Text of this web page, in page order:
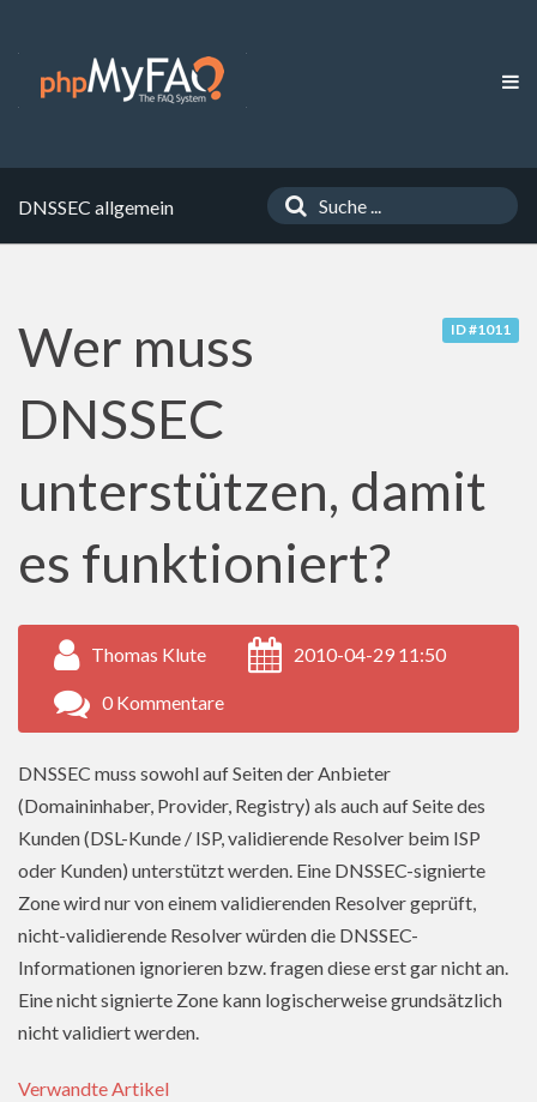
DNSSEC allgemein
ID #1011
Wer muss
DNSSEC
unterstützen, damit
es funktioniert?
Thomas Klute 2010-04-29 11:50
0 Kommentare
DNSSEC muss sowohl auf Seiten der Anbieter
(Domaininhaber, Provider, Registry) als auch auf Seite des
Kunden (DSL-Kunde / ISP, validierende Resolver beim ISP
oder Kunden) unterstützt werden. Eine DNSSEC-signierte
Zone wird nur von einem validierenden Resolver geprüft,
nicht-validierende Resolver würden die DNSSEC-
Informationen ignorieren bzw. fragen diese erst gar nicht an.
Eine nicht signierte Zone kann logischerweise grundsätzlich
nicht validiert werden.
Verwandte Artikel